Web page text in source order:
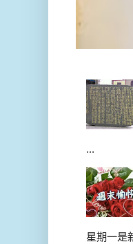
...
星期一是